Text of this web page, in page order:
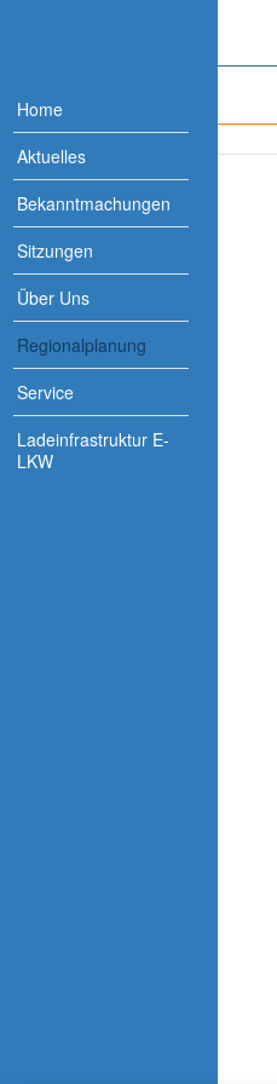
Home
Aktuelles
Bekanntmachungen
Sitzungen
Über Uns
Regionalplanung
Service
Ladeinfrastruktur E-
LKW